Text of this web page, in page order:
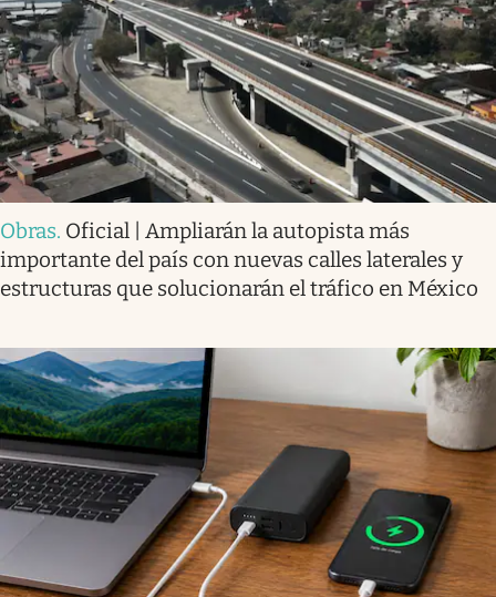
Obras. Oficial | Ampliarán la autopista más
importante del país con nuevas calles laterales y
estructuras que solucionarán el tráfico en México